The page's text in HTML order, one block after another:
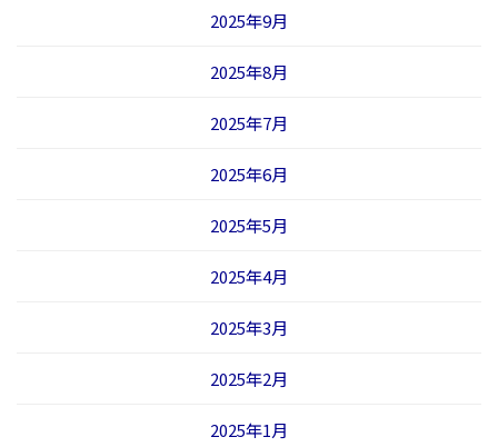
2025年9月
2025年8月
2025年7月
2025年6月
2025年5月
2025年4月
2025年3月
2025年2月
2025年1月